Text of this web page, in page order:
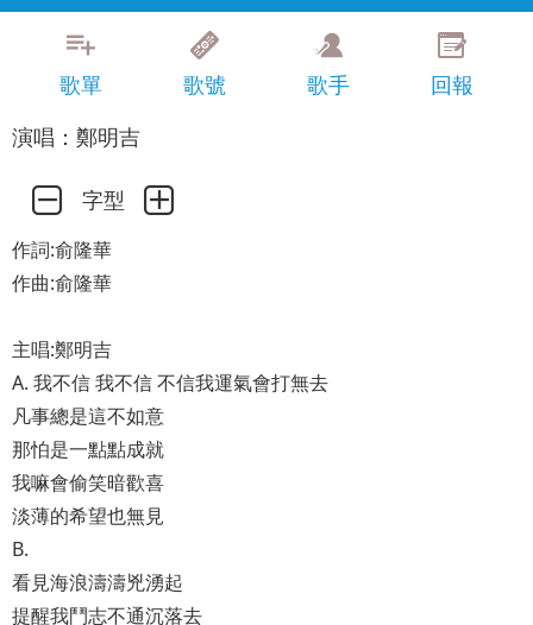
歌單 歌號 歌手
回報
演唱：鄭明吉
字型
作詞:俞隆華
作曲:俞隆華
主唱:鄭明吉
A. 我不信 我不信 不信我運氣會打無去
凡事總是這不如意
那怕是一點點成就
我嘛會偷笑暗歡喜
淡薄的希望也無見
B.
看見海浪濤濤兇湧起
提醒我鬥志不通沉落去